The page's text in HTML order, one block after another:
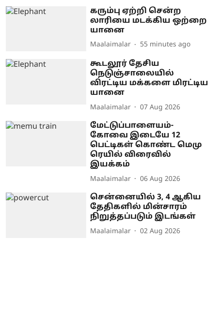
கரும்பு ஏற்றி சென்ற
லாரியை மடக்கிய ஒற்றை
யானை
Maalaimalar 55 minutes ago
கூடலூர் தேசிய
நெடுஞ்சாலையில்
விரட்டிய மக்களை மிரட்டிய
யானை
Maalaimalar 07 Aug 2026
மேட்டுப்பாளையம்-
கோவை இடையே 12
பெட்டிகள் கொண்ட மெமு
ரெயில் விரைவில்
இயக்கம்
Maalaimalar 06 Aug 2026
சென்னையில் 3, 4 ஆகிய
தேதிகளில் மின்சாரம்
நிறுத்தப்படும் இடங்கள்
Maalaimalar 02 Aug 2026